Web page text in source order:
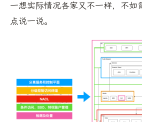
一想实际情况各家又不一样，不如
点说一说。